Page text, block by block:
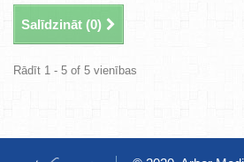
Salīdzināt (0)
Rādīt 1 - 5 of 5 vienības